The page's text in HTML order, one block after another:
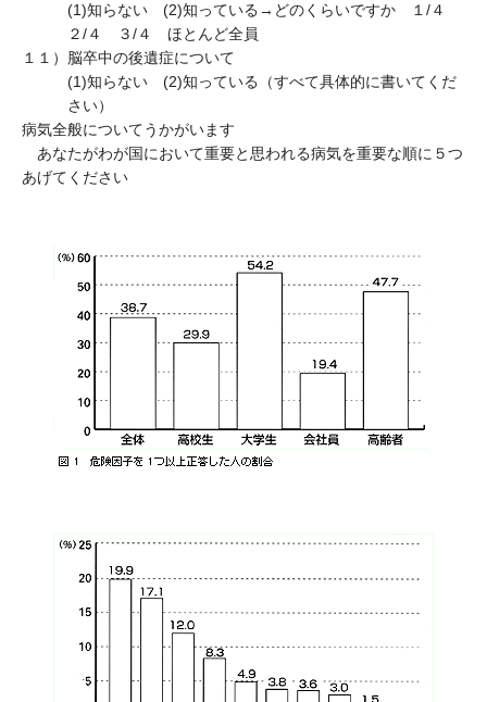
(1)知らない (2)知っている→どのくらいですか １/４
２/４ ３/４ ほとんど全員
１１）
脳卒中の後遺症について
(1)知らない (2)知っている（すべて具体的に書いてくだ
さい）
病気全般についてうかがいます
あなたがわが国において重要と思われる病気を重要な順に５つ
あげてください